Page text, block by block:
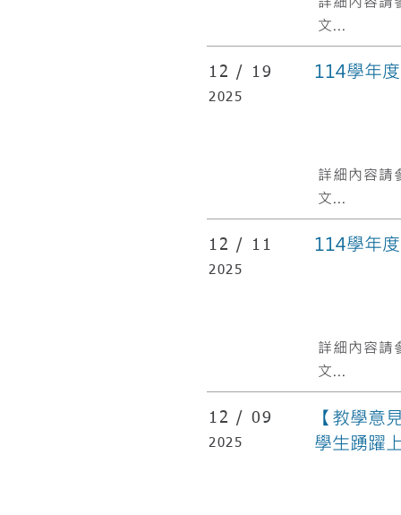
文...
12 / 19
2025
114學年
詳細內容請
文...
12 / 11
2025
114學年
詳細內容請
文...
12 / 09
2025
【教學意
學生踴躍